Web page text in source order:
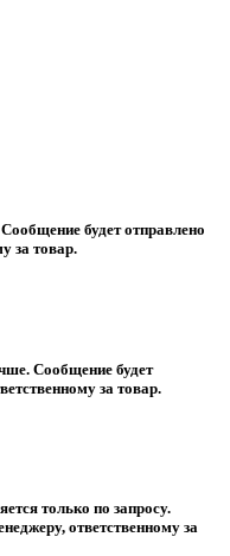
будет отправлено
за товар.
Сообщение будет
за товар.
только по запросу.
ответственному за